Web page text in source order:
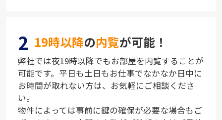
2 19時以降の内覧が可能！
弊社では夜19時以降でもお部屋を内覧することが
可能です。平日も土日もお仕事でなかなか日中に
お時間が取れない方は、お気軽にご相談くださ
い。
物件によっては事前に鍵の確保が必要な場合もご